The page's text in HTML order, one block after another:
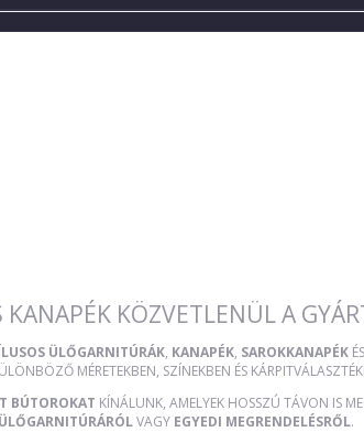
KÖZVETLENÜL A
ÜLŐGARNITÚRÁK, KANAPÉK, SAROKKANAPÉK ÉS
MÉRETEKBEN, SZÍNEKBEN ÉS
BÚTOROKAT KÍNÁLUNK, AMELYEK HOSSZÚ TÁVON IS
VAGY EGYEDI MEGRENDELÉSRŐL.